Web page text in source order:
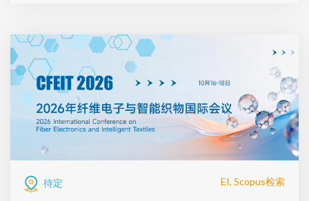
待定 EI, Scopus检索